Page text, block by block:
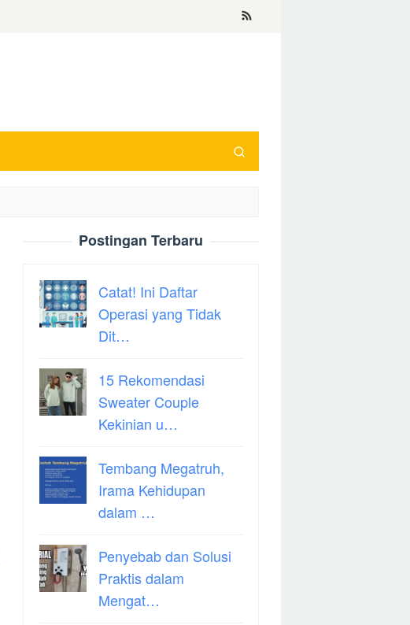
Postingan Terbaru
Catat! Ini Daftar
Operasi yang Tidak
Dit…
15 Rekomendasi
Sweater Couple
Kekinian u…
Tembang Megatruh,
Irama Kehidupan
dalam …
Penyebab dan Solusi
Praktis dalam
Mengat…